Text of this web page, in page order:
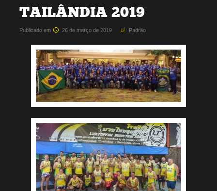
TAILÂNDIA 2019
Publicado em 26 de março de 2019 Padrão